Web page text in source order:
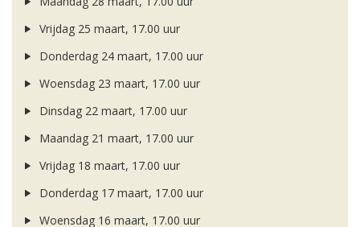
Vrijdag 25 maart, 17.00 uur
Donderdag 24 maart, 17.00 uur
Woensdag 23 maart, 17.00 uur
Dinsdag 22 maart, 17.00 uur
Maandag 21 maart, 17.00 uur
Vrijdag 18 maart, 17.00 uur
Donderdag 17 maart, 17.00 uur
Woensdag 16 maart, 17.00 uur